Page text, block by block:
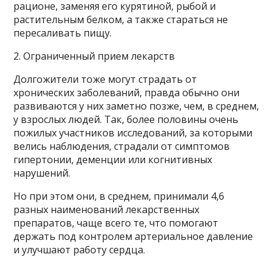
рационе, заменяя его курятиной, рыбой и
растительным белком, а также стараться не
пересаливать пищу.
2. Ограниченный прием лекарств
Долгожители тоже могут страдать от
хронических заболеваний, правда обычно они
развиваются у них заметно позже, чем, в среднем,
у взрослых людей. Так, более половины очень
пожилых участников исследований, за которыми
велись наблюдения, страдали от симптомов
гипертонии, деменции или когнитивных
нарушений.
Но при этом они, в среднем, принимали 4,6
разных наименований лекарственных
препаратов, чаще всего те, что помогают
держать под контролем артериальное давление
и улучшают работу сердца.